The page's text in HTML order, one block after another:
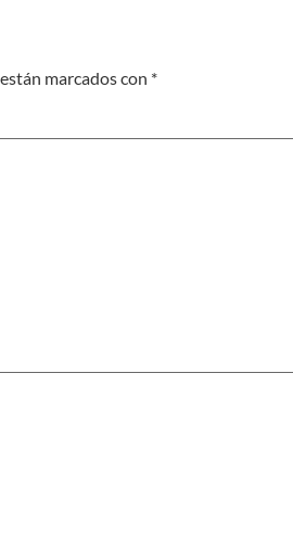
marcados con *